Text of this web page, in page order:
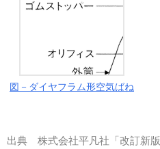
図－ダイヤフラム形空気ばね
出典 株式会社平凡社「改訂新